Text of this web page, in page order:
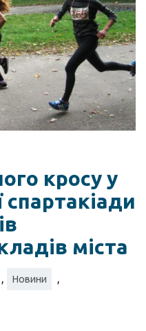
кросу у
спартакіади
міста
, Новини ,